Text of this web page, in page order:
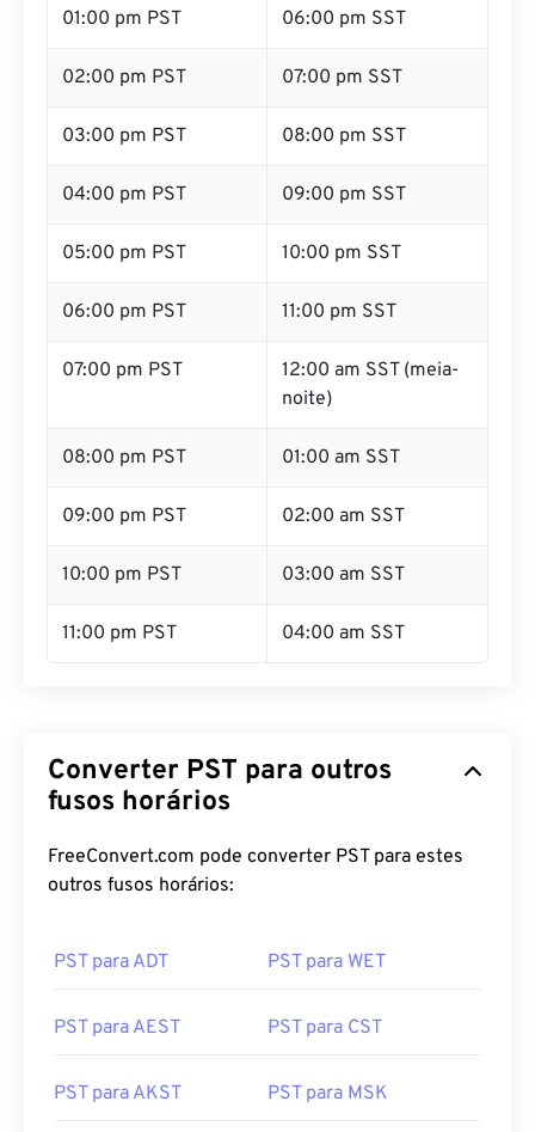
01:00 pm PST 06:00 pm SST
02:00 pm PST 07:00 pm SST
03:00 pm PST 08:00 pm SST
04:00 pm PST 09:00 pm SST
05:00 pm PST 10:00 pm SST
06:00 pm PST 11:00 pm SST
07:00 pm PST
12:00 am SST (meia-
noite)
08:00 pm PST 01:00 am SST
09:00 pm PST 02:00 am SST
10:00 pm PST 03:00 am SST
11:00 pm PST 04:00 am SST
Converter PST para outros
fusos horários
FreeConvert.com pode converter PST para estes
outros fusos horários:
PST para ADT PST para WET
PST para AEST PST para CST
PST para AKST PST para MSK